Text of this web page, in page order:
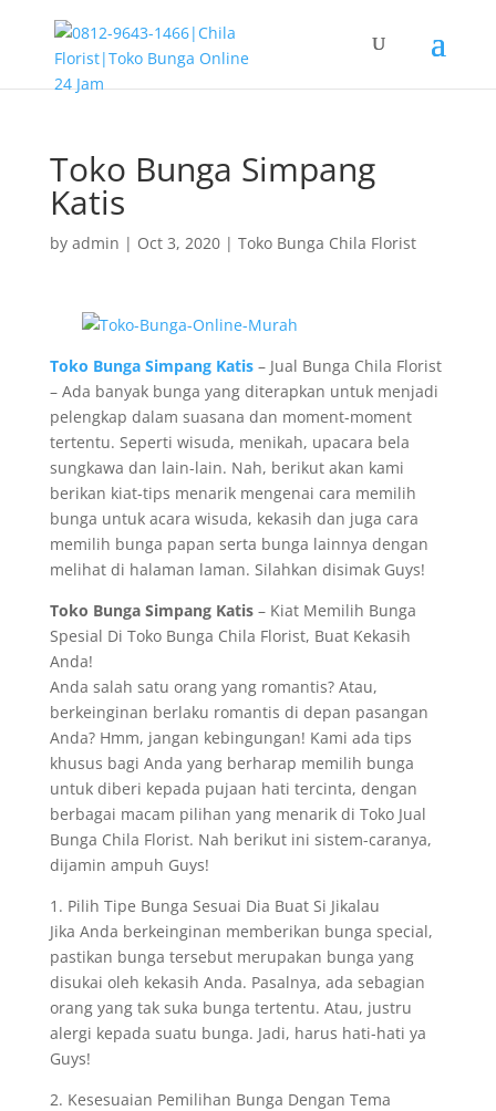
Toko Bunga Simpang
Katis
by admin | Oct 3, 2020| Toko Bunga Chila Florist
Toko Bunga Simpang Katis– Jual Bunga Chila Florist
– Ada banyak bunga yang diterapkan untuk menjadi
pelengkap dalam suasana dan moment-moment
tertentu. Seperti wisuda, menikah, upacara bela
sungkawa dan lain-lain. Nah, berikut akan kami
berikan kiat-tips menarik mengenai cara memilih
bunga untuk acara wisuda, kekasih dan juga cara
memilih bunga papan serta bunga lainnya dengan
melihat di halaman laman. Silahkan disimak Guys!
Toko Bunga Simpang Katis– Kiat Memilih Bunga
Spesial Di Toko Bunga Chila Florist, Buat Kekasih
Anda!
Anda salah satu orang yang romantis? Atau,
berkeinginan berlaku romantis di depan pasangan
Anda? Hmm, jangan kebingungan! Kami ada tips
khusus bagi Anda yang berharap memilih bunga
untuk diberi kepada pujaan hati tercinta, dengan
berbagai macam pilihan yang menarik di Toko Jual
Bunga Chila Florist. Nah berikut ini sistem-caranya,
dijamin ampuh Guys!
1. Pilih Tipe Bunga Sesuai Dia Buat Si Jikalau
Jika Anda berkeinginan memberikan bunga special,
pastikan bunga tersebut merupakan bunga yang
disukai oleh kekasih Anda. Pasalnya, ada sebagian
orang yang tak suka bunga tertentu. Atau, justru
alergi kepada suatu bunga. Jadi, harus hati-hati ya
Guys!
2. Kesesuaian Pemilihan Bunga Dengan Tema